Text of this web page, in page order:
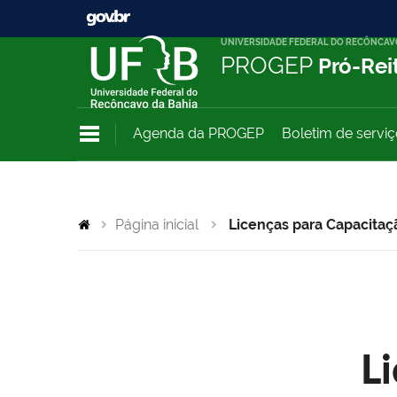
UNIVERSIDADE FEDERAL DO
PROGEP Pró-
Agenda da PROGEP Boletim de
Página inicial Licenças para